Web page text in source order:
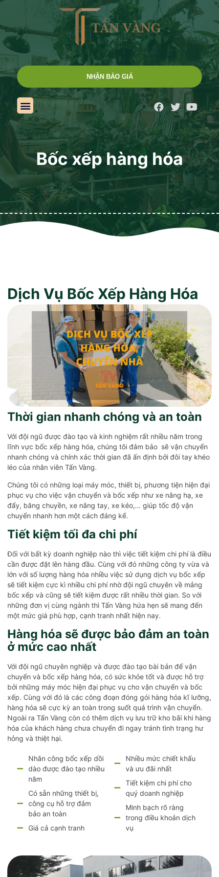
NHẬN BÁO GIÁ
Bốc xếp hàng hóa
Dịch Vụ Bốc Xếp Hàng Hóa
Thời gian nhanh chóng và an toàn
Với đội ngũ được đào tạo và kinh nghiệm rất nhiều năm trong
lĩnh vực bốc xếp hàng hóa, chúng tôi đảm bảo sẽ vận chuyển
nhanh chóng và chính xác thời gian đã ấn định bởi đôi tay khéo
léo của nhân viên Tấn Vàng.
Chúng tôi có những loại máy móc, thiết bị, phương tiện hiện đại
phục vụ cho việc vận chuyển và bốc xếp như xe nâng hạ, xe
đẩy, băng chuyền, xe nâng tay, xe kéo,… giúp tốc độ vận
chuyển nhanh hơn một cách đáng kể.
Tiết kiệm tối đa chi phí
Đối với bất kỳ doanh nghiệp nào thì việc tiết kiệm chi phí là điều
cần được đặt lên hàng đầu. Cùng với đó những công ty vừa và
lớn với số lượng hàng hóa nhiều việc sử dụng dịch vụ bốc xếp
sẽ tiết kiệm cực kì nhiều chi phí nhờ đội ngũ chuyên về mảng
bốc xếp và cũng sẽ tiết kiệm được rất nhiều thời gian. So với
những đơn vị cùng ngành thì Tấn Vàng hứa hẹn sẽ mang đến
một mức giá phù hợp, cạnh tranh nhất hiện nay.
Hàng hóa sẽ được bảo đảm an toàn
ở mức cao nhất
Với đội ngũ chuyên nghiệp và được đào tạo bài bản để vận
chuyển và bốc xếp hàng hóa, có sức khỏe tốt và được hỗ trợ
bởi những máy móc hiện đại phục vụ cho vận chuyển và bốc
xếp. Cùng với đó là các công đoạn đóng gói hàng hóa kĩ lưỡng,
hàng hóa sẽ cực kỳ an toàn trong suốt quá trình vận chuyển.
Ngoài ra Tấn Vàng còn có thêm dịch vụ lưu trữ kho bãi khi hàng
hóa của khách hàng chưa chuyển đi ngay tránh tình trạng hư
hỏng và thiệt hại.
Nhân công bốc xếp dồi
dào được đào tạo nhiều
năm
Có sẵn những thiết bị,
công cụ hỗ trợ đảm
bảo an toàn
Giá cả cạnh tranh
Nhiều mức chiết khấu
và ưu đãi nhất
Tiết kiệm chi phí cho
quý doanh nghiệp
Minh bạch rõ ràng
trong điều khoản dịch
vụ